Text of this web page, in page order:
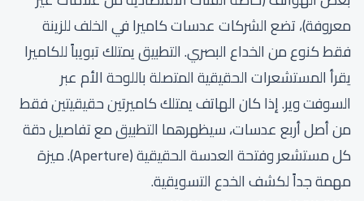
معروفة)، تضع الشركات عدسات كاميرا في الخلف للزينة
فقط كنوع من الخداع البصري. التطبيق يمتلك تبويباً للكاميرا
يقرأ المستشعرات الحقيقية المتصلة باللوحة الأم عبر
السوفت وير. إذا كان الهاتف يمتلك كاميرتين حقيقيتين فقط
من أصل أربع عدسات، سيظهرهما التطبيق مع تفاصيل دقة
كل مستشعر وفتحة العدسة الحقيقية (Aperture). ميزة
مهمة جداً لكشف الخدع التسويقية.